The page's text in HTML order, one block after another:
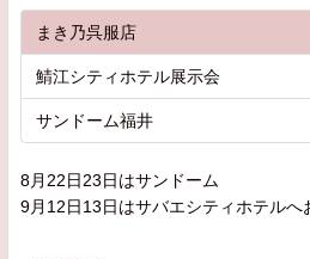
まき乃呉服店
鯖江シティホテル展示会
サンドーム福井
8月22日23日はサンドーム
9月12日13日はサバエシティホテルへ